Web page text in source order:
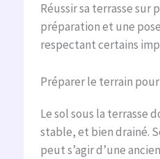
Réussir sa terrasse sur
préparation et une
respectant certains
Préparer le terrain
Le sol sous la terrasse
stable, et bien drainé.
peut s’agir d’une